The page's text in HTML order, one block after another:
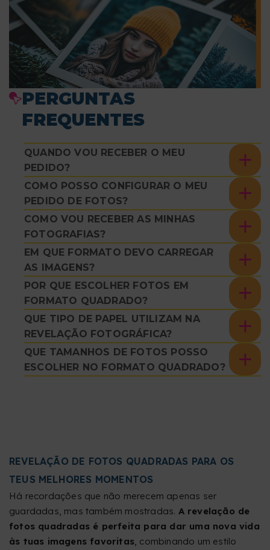
PERGUNTAS
FREQUENTES
QUANDO VOU RECEBER O MEU
PEDIDO?
COMO POSSO CONFIGURAR O MEU
PEDIDO DE FOTOS?
COMO VOU RECEBER AS MINHAS
FOTOGRAFIAS?
EM QUE FORMATO DEVO CARREGAR
AS IMAGENS?
POR QUE ESCOLHER FOTOS EM
FORMATO QUADRADO?
QUE TIPO DE PAPEL UTILIZAM NA
REVELAÇÃO FOTOGRÁFICA?
QUE TAMANHOS DE FOTOS POSSO
ESCOLHER NO FORMATO QUADRADO?
REVELAÇÃO DE FOTOS QUADRADAS PARA OS
TEUS MELHORES MOMENTOS
Há recordações que não merecem apenas ser
guardadas, mas também mostradas. A revelação de
fotos quadradas é perfeita para dar uma nova vida
às tuas imagens favoritas, combinando um estilo